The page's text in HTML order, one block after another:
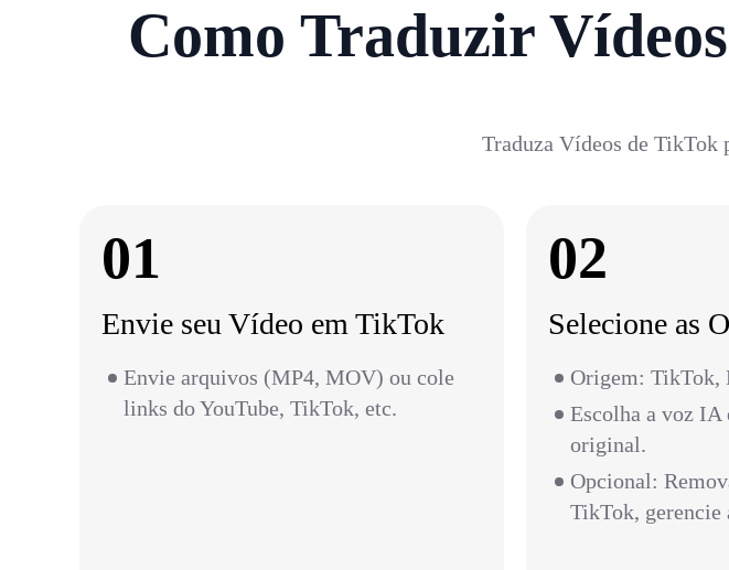
Como Traduzir
Traduza Vídeos de TikTok
01
Envie seu Vídeo em TikTok
Envie arquivos (MP4, MOV) ou cole
links do YouTube, TikTok, etc.
02
Selecione as
Origem: TikTok,
Escolha a voz IA
original.
Opcional:
TikTok, gerencie